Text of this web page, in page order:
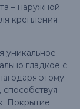
– наружной
крепления
уникальное
гладкое с
этому
Покрытие